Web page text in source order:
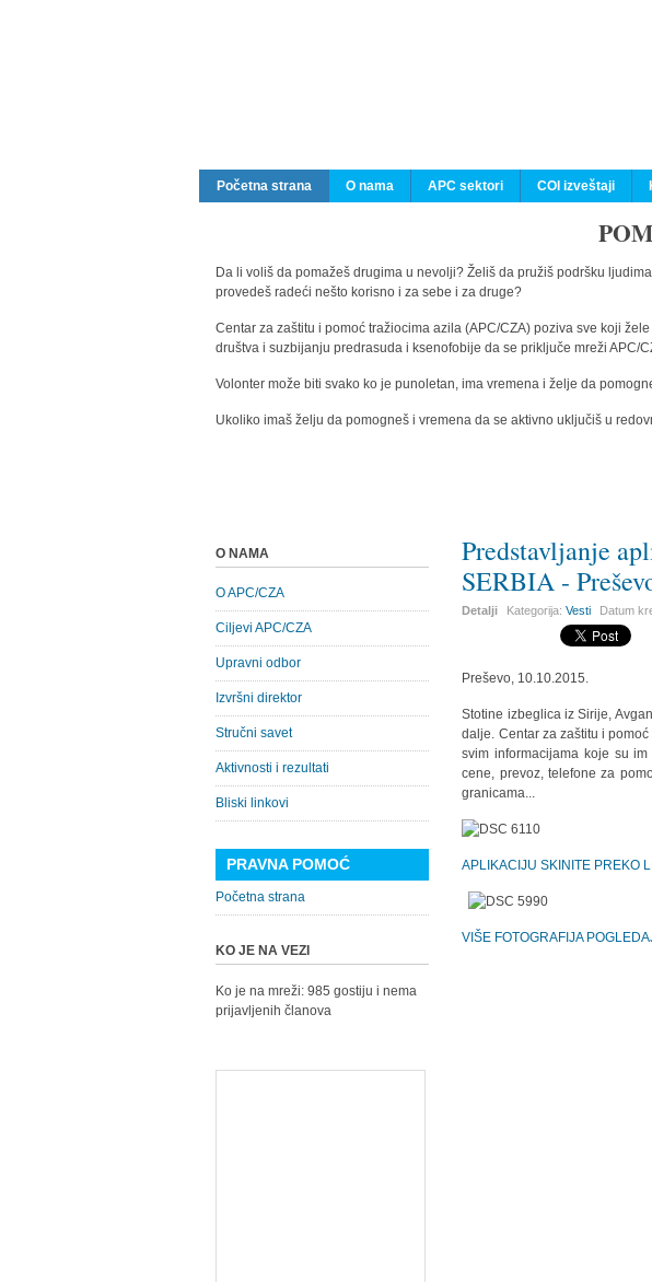
Početna strana
O nama APC sektori COI izveštaji
Da li voliš da pomažeš drugima u nevolji? Želiš da pružiš podršku
provedeš radeći nešto korisno i za sebe i za druge?
Centar za zaštitu i pomoć tražiocima azila (APC/CZA) poziva sve koji
društva i suzbijanju predrasuda i ksenofobije da se priključe mreži APC/
Volonter može biti svako ko je punoletan, ima vremena i želje da
Ukoliko imaš želju da pomogneš i vremena da se aktivno uključiš u
Predstavljanje
SERBIA -
Detalji Kategorija:Vesti Datum
Preševo, 10.10.2015.
Stotine izbeglica iz Sirije,
dalje. Centar za zaštitu i
svim informacijama koje su
cene, prevoz, telefone za
granicama...
APLIKACIJU SKINITE PREKO
VIŠE FOTOGRAFIJA
O NAMA
O APC/CZA
Ciljevi APC/CZA
Upravni odbor
Izvršni direktor
Stručni savet
Aktivnosti i rezultati
Bliski linkovi
PRAVNA POMOĆ
Početna strana
KO JE NA VEZI
Ko je na mreži: 985 gostiju i nema
prijavljenih članova